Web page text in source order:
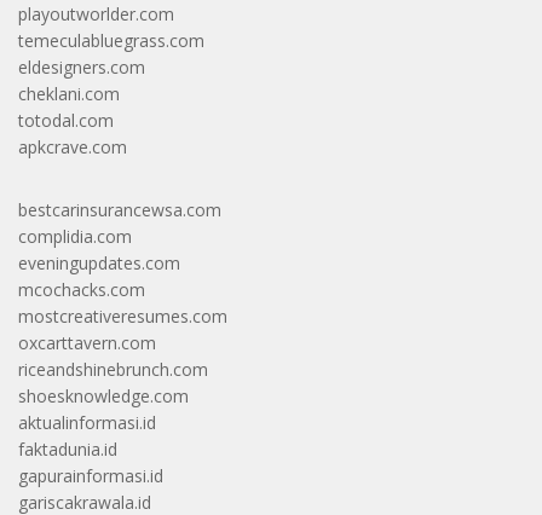
playoutworlder.com
temeculabluegrass.com
eldesigners.com
cheklani.com
totodal.com
apkcrave.com
bestcarinsurancewsa.com
complidia.com
eveningupdates.com
mcochacks.com
mostcreativeresumes.com
oxcarttavern.com
riceandshinebrunch.com
shoesknowledge.com
aktualinformasi.id
faktadunia.id
gapurainformasi.id
gariscakrawala.id